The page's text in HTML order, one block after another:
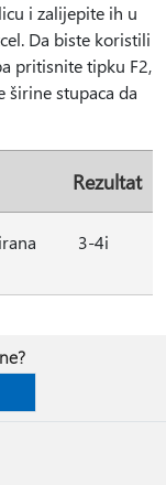
i zalijepite ih u
Da biste koristili
pritisnite tipku F2,
širine stupaca da
Rezultat
3-4i